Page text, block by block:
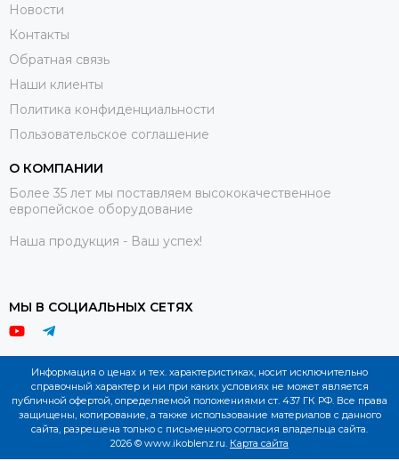
Новости
Контакты
Обратная связь
Наши клиенты
Политика конфиденциальности
Пользовательское соглашение
О КОМПАНИИ
Более 35 лет мы поставляем высококачественное
европейское оборудование
Наша продукция - Ваш успех!
МЫ В СОЦИАЛЬНЫХ СЕТЯХ
Информация о ценах и тех. характеристиках, носит исключительно
справочный характер и ни при каких условиях не может является
публичной офертой, определяемой положениями ст. 437 ГК РФ. Все права
защищены, копирование, а также использование материалов с данного
сайта, разрешена только с письменного согласия владельца сайта.
2026 © www.ikoblenz.ru. Карта сайта